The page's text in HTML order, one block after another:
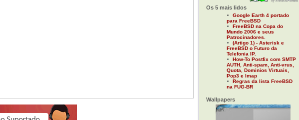
Os 5 mais lidos
Google Earth 4 portado
para FreeBSD
FreeBSD na Copa do
Mundo 2006 e seus
Patrocinadores.
(Artigo 1) - Asterisk e
FreeBSD o Futuro da
Telefonia IP.
How-To Postfix com SMTP
AUTH, Anti-spam, Anti-vrus,
Quota, Dominios Virtuais,
Pop3 e Imap
Regras da lista FreeBSD
na FUG-BR
Wallpapers